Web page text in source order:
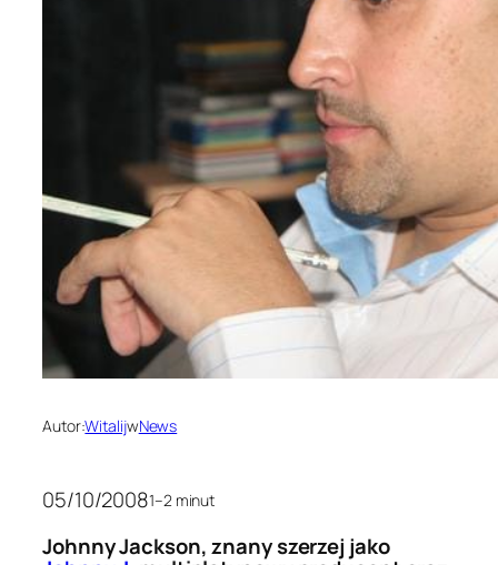
Autor:WitalijwNews
05/10/20081–2 minut
Johnny Jackson, znany szerzej jako